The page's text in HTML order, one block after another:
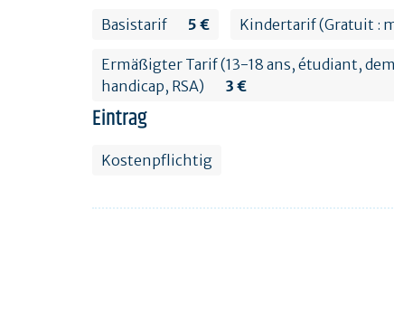
Basistarif 5 € Kindertarif (Gratuit :
Ermäßigter Tarif (13-18 ans, étudiant,
handicap, RSA)
3 €
Eintrag
Kostenpflichtig